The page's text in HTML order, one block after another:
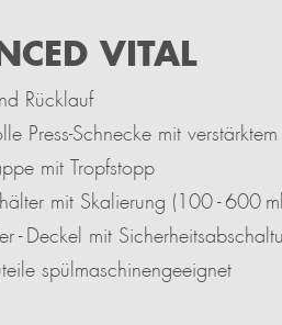
VITAL
Rücklauf
Press-Schnecke mit
mit Tropfstopp
mit Skalierung (100 - 600
- Deckel mit
spülmaschinengeeignet